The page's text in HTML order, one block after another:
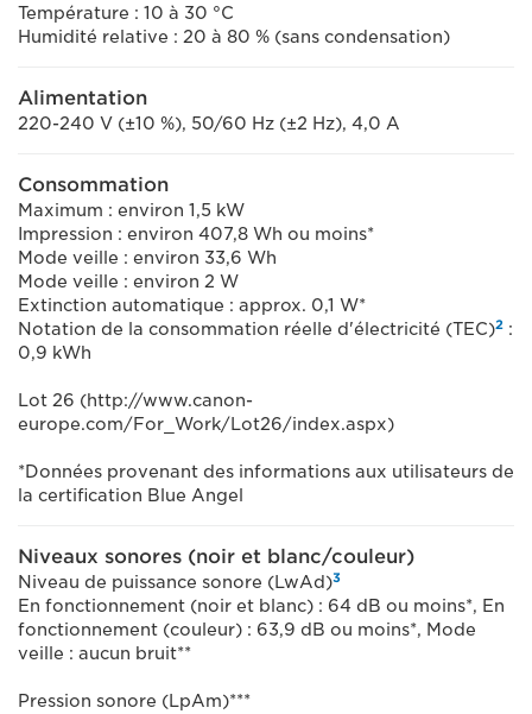
Température : 10 à 30 °C
Humidité relative : 20 à 80 % (sans condensation)
Alimentation
220-240 V (±10 %), 50/60 Hz (±2 Hz), 4,0 A
Consommation
Maximum : environ 1,5 kW
Impression : environ 407,8 Wh ou moins*
Mode veille : environ 33,6 Wh
Mode veille : environ 2 W
Extinction automatique : approx. 0,1 W*
Notation de la consommation réelle d'électricité (TEC)2 :
0,9 kWh
Lot 26 (http://www.canon-
europe.com/For_Work/Lot26/index.aspx)
*Données provenant des informations aux utilisateurs de
la certification Blue Angel
Niveaux sonores (noir et blanc/couleur)
Niveau de puissance sonore (LwAd)3
En fonctionnement (noir et blanc) : 64 dB ou moins*, En
fonctionnement (couleur) : 63,9 dB ou moins*, Mode
veille : aucun bruit**
Pression sonore (LpAm)***